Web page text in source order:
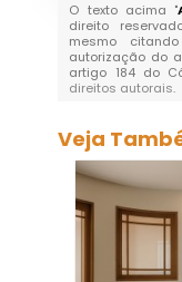
O texto acima "
direito
mesmo
autorização do
artigo 184 do
direitos autorais.
Veja